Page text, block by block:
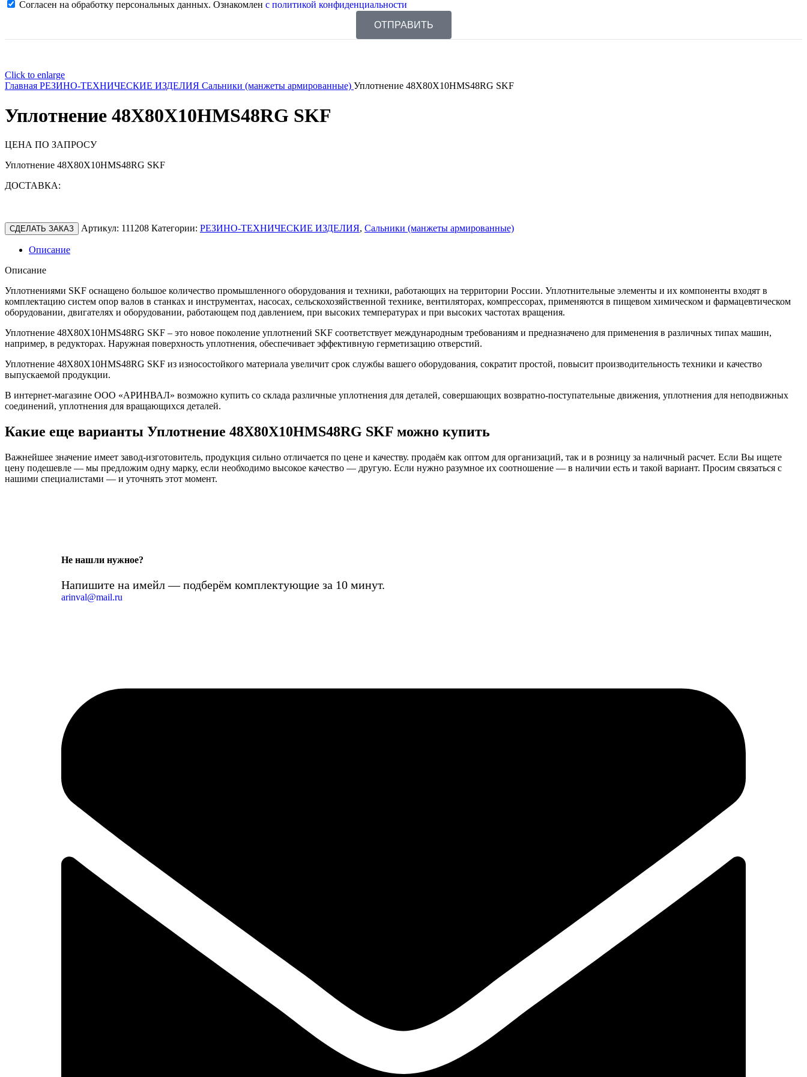
Согласен на обработку персональных данных. Ознакомлен с политикой конфиденциальности
ОТПРАВИТЬ
Click to enlarge
Главная РЕЗИНО-ТЕХНИЧЕСКИЕ ИЗДЕЛИЯ Сальники (манжеты армированные) Уплотнение 48X80X10HMS48RG SKF
Уплотнение 48X80X10HMS48RG SKF
ЦЕНА ПО ЗАПРОСУ
Уплотнение 48X80X10HMS48RG SKF
ДОСТАВКА:
СДЕЛАТЬ ЗАКАЗ Артикул: 111208 Категории: РЕЗИНО-ТЕХНИЧЕСКИЕ ИЗДЕЛИЯ, Сальники (манжеты армированные)
Описание
Описание
Уплотнениями SKF оснащено большое количество промышленного оборудования и техники, работающих на территории России. Уплотнительные элементы и их компоненты входят в
комплектацию систем опор валов в станках и инструментах, насосах, сельскохозяйственной технике, вентиляторах, компрессорах, применяются в пищевом химическом и фармацевтическом
оборудовании, двигателях и оборудовании, работающем под давлением, при высоких температурах и при высоких частотах вращения.
Уплотнение 48X80X10HMS48RG SKF – это новое поколение уплотнений SKF соответствует международным требованиям и предназначено для применения в различных типах машин,
например, в редукторах. Наружная поверхность уплотнения, обеспечивает эффективную герметизацию отверстий.
Уплотнение 48X80X10HMS48RG SKF из износостойкого материала увеличит срок службы вашего оборудования, сократит простой, повысит производительность техники и качество
выпускаемой продукции.
В интернет-магазине ООО «АРИНВАЛ» возможно купить со склада различные уплотнения для деталей, совершающих возвратно-поступательные движения, уплотнения для неподвижных
соединений, уплотнения для вращающихся деталей.
Какие еще варианты Уплотнение 48X80X10HMS48RG SKF можно купить
Важнейшее значение имеет завод-изготовитель, продукция сильно отличается по цене и качеству. продаём как оптом для организаций, так и в розницу за наличный расчет. Если Вы ищете
цену подешевле — мы предложим одну марку, если необходимо высокое качество — другую. Если нужно разумное их соотношение — в наличии есть и такой вариант. Просим связаться с
нашими специалистами — и уточнять этот момент.
Не нашли нужное?
Напишите на имейл — подберём комплектующие за 10 минут.
arinval@mail.ru